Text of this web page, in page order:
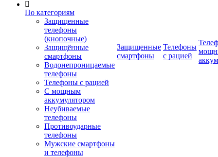
По категориям
Защищенные
телефоны
(кнопочные)
Защищённые
смартфоны
Водонепроницаемые
телефоны
Телефоны с рацией
С мощным
аккумулятором
Неубиваемые
телефоны
Противоударные
телефоны
Мужские смартфоны
и телефоны
Защищенные
смартфоны
Телефоны
с рацией